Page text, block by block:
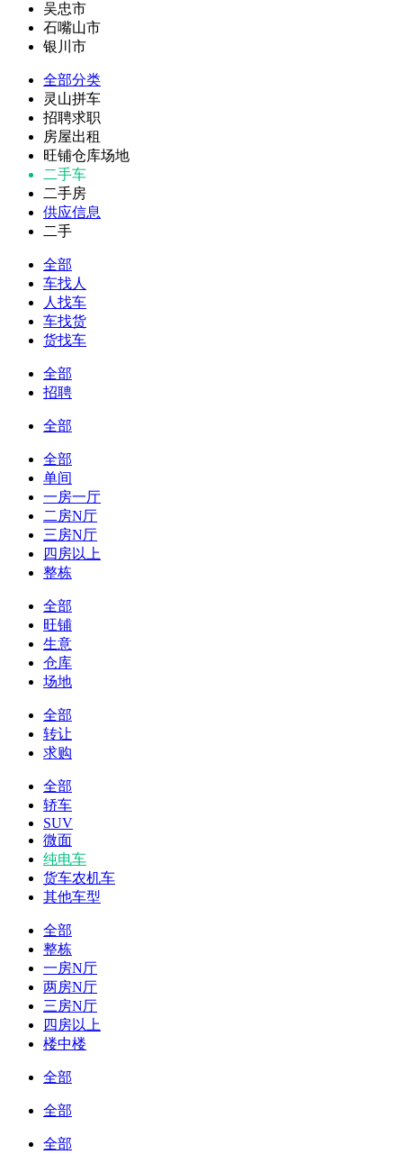
吴忠市
石嘴山市
银川市
全部分类
灵山拼车
招聘求职
房屋出租
旺铺仓库场地
二手车
二手房
供应信息
二手
全部
车找人
人找车
车找货
货找车
全部
招聘
全部
全部
单间
一房一厅
二房N厅
三房N厅
四房以上
整栋
全部
旺铺
生意
仓库
场地
全部
转让
求购
全部
轿车
SUV
微面
纯电车
货车农机车
其他车型
全部
整栋
一房N厅
两房N厅
三房N厅
四房以上
楼中楼
全部
全部
全部